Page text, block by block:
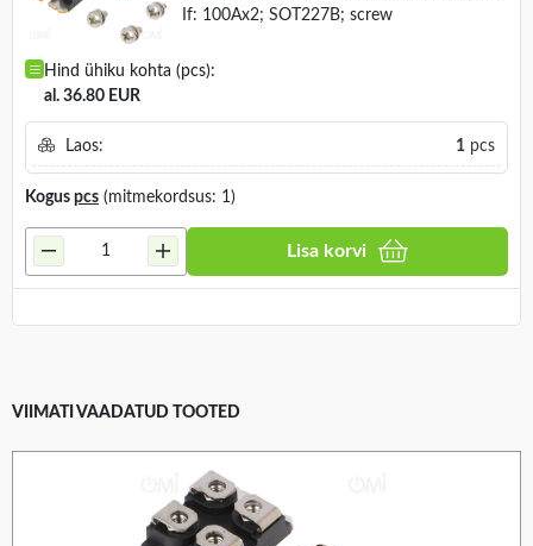
If: 100Ax2; SOT227B; screw
Hind ühiku kohta (pcs):
al. 36.80 EUR
Laos: 1 pcs
Kogus pcs (mitmekordsus: 1)
Lisa korvi
VIIMATI VAADATUD TOOTED